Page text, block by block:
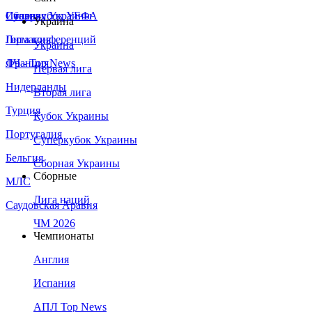
Сборная Украины
Италия
Германия
Франция
Нидерланды
Турция
Португалия
Бельгия
МЛС
Саудовская Аравия
Суперкубок УЕФА
Лига конференций
ЛЧ - Top News
Украина
Украина
Первая лига
Вторая лига
Кубок Украины
Суперкубок Украины
Сборная Украины
Сборные
Лига наций
ЧМ 2026
Чемпионаты
Англия
Испания
АПЛ Top News